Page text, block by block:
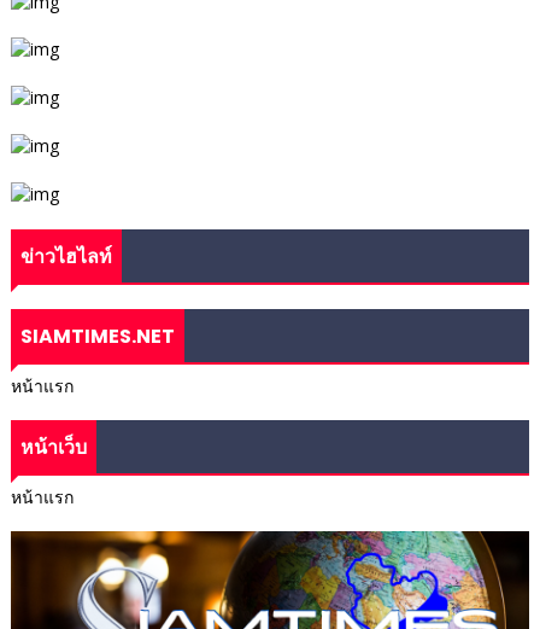
ข่าวไฮไลท์
SIAMTIMES.NET
หน้าแรก
หน้าเว็บ
หน้าแรก